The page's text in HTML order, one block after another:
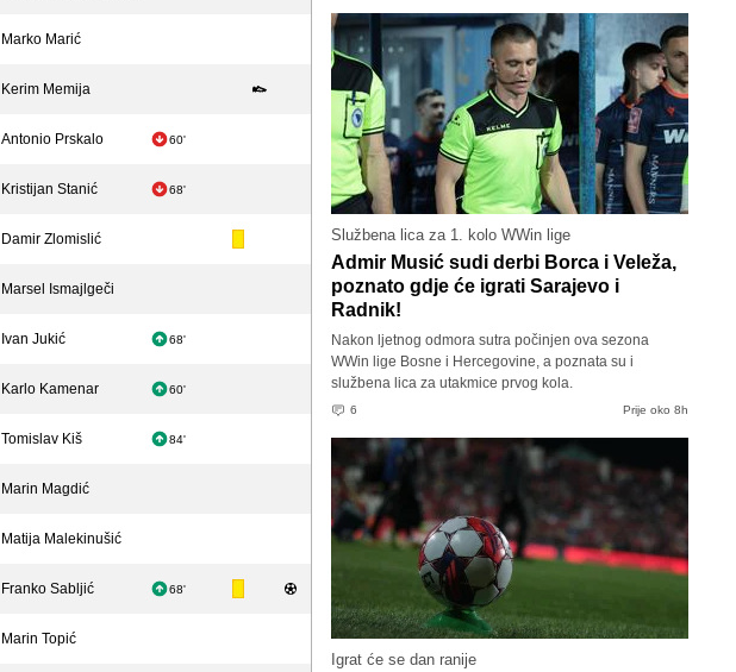
Marko Marić
Kerim Memija
Antonio Prskalo 60'
Kristijan Stanić 68'
Damir Zlomislić
Marsel Ismajlgeči
Ivan Jukić 68'
Karlo Kamenar 60'
Tomislav Kiš 84'
Marin Magdić
Matija Malekinušić
Franko Sabljić 68'
Marin Topić
Službena lica za 1. kolo WWin lige
Admir Musić sudi derbi Borca i Veleža,
poznato gdje će igrati Sarajevo i
Radnik!
Nakon ljetnog odmora sutra počinjen ova sezona
WWin lige Bosne i Hercegovine, a poznata su i
službena lica za utakmice prvog kola.
6 Prije oko 8h
Igrat će se dan ranije